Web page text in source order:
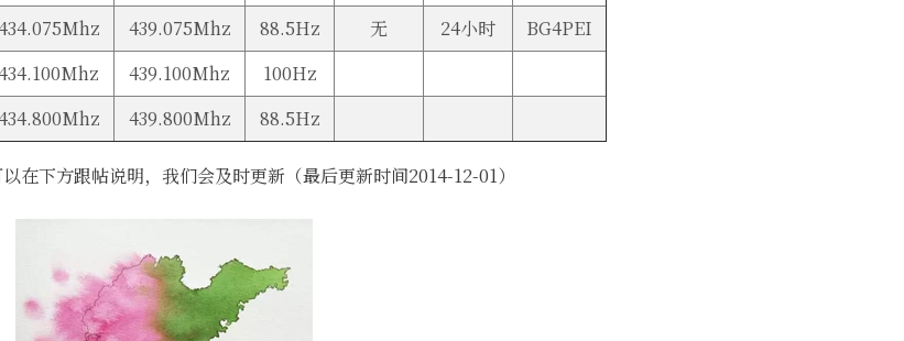
439.075Mhz 88.5Hz 无 24小时
BG4PEI
439.100Mhz
100Hz
439.800Mhz 88.5Hz
在下方跟帖说明，我们会及时更新（最后更新时间2014-12-01）